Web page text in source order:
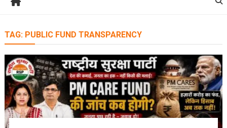
TAG: PUBLIC FUND TRANSPARENCY